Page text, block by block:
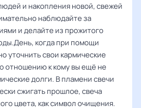
и накопления новой, свежей
наблюдайте за
и делайте из прожитого
когда при помощи
уточнить свои кармические
отношению к кому вы ещё не
долги. В пламени свечи
сжигать прошлое, свеча
цвета, как символ очищения.